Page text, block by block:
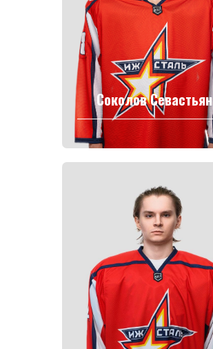
Соколов Севастьян